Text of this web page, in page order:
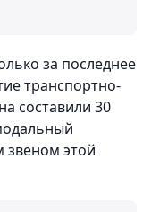
за последнее
транспортно-
составили 30
звеном этой